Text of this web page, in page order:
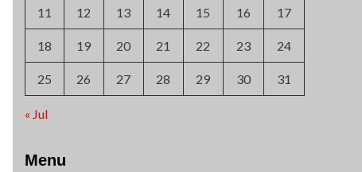
11 12 13 14 15 16 17
18 19 20 21 22 23 24
25 26 27 28 29 30 31
« Jul
Menu